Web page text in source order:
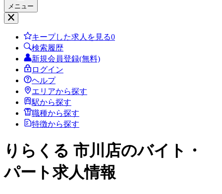
メニュー
キープした求人を見る0
検索履歴
新規会員登録(無料)
ログイン
ヘルプ
エリアから探す
駅から探す
職種から探す
特徴から探す
りらくる 市川店のバイト・
パート求人情報